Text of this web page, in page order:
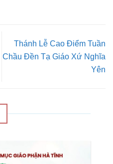
Thánh Lễ Cao Điểm Tuần
Chầu Đền Tạ Giáo Xứ Nghĩa
Yên